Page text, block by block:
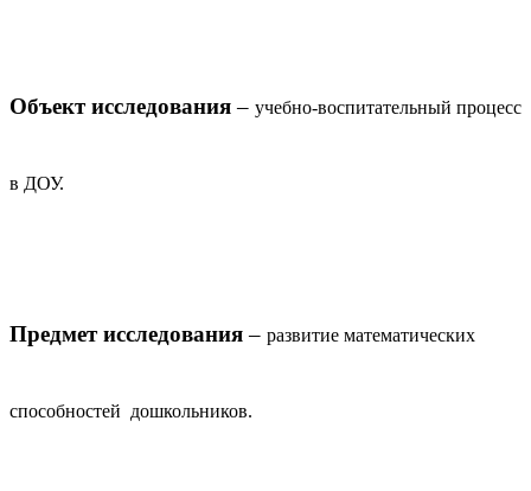
Объект исследования– учебно-воспитательный процесс
в ДОУ.
Предмет исследования– развитие математических
способностей дошкольников.